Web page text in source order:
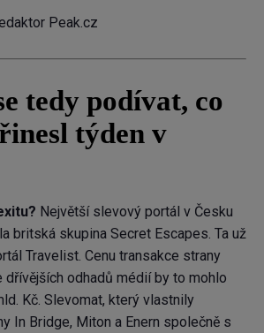
Peak.cz
tedy podívat, co
týden v
Největší slevový portál v Česku
britská skupina Secret Escapes. Ta už
Travelist. Cenu transakce strany
dřívějších odhadů médií by to mohlo
Kč. Slevomat, který vlastnily
In Bridge, Miton a Enern společně s